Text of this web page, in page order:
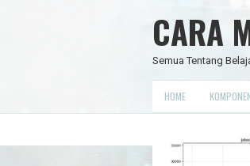
CARA
Semua Tentang
HOME